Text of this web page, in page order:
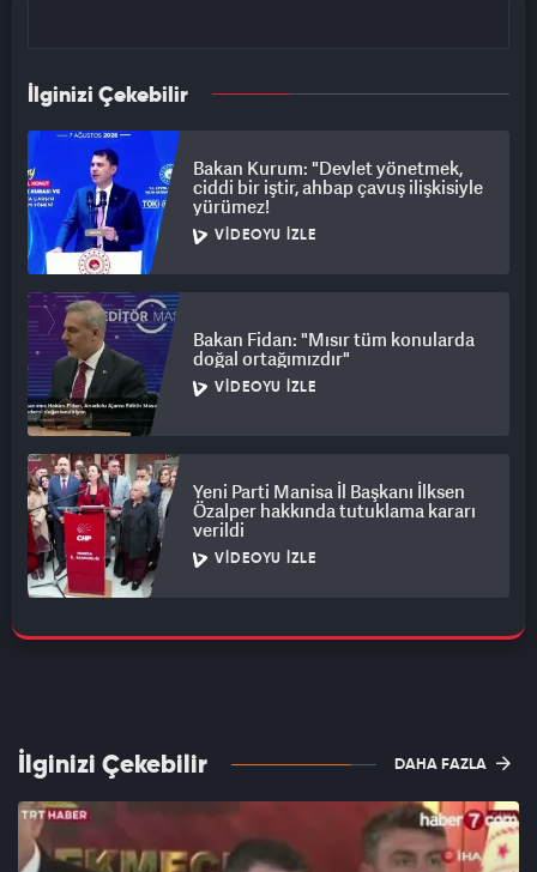
İlginizi Çekebilir
Bakan Kurum: "Devlet yönetmek,
ciddi bir iştir, ahbap çavuş ilişkisiyle
yürümez!
VIDEOYU İZLE
Bakan Fidan: "Mısır tüm konularda
doğal ortağımızdır"
VIDEOYU İZLE
Yeni Parti Manisa İl Başkanı İlksen
Özalper hakkında tutuklama kararı
verildi
VIDEOYU İZLE
İlginizi Çekebilir DAHA FAZLA